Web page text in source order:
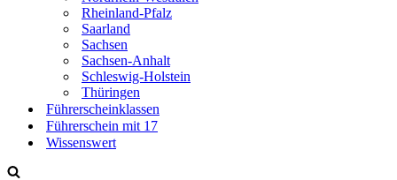
Rheinland-Pfalz
Saarland
Sachsen
Sachsen-Anhalt
Schleswig-Holstein
Thüringen
Führerscheinklassen
Führerschein mit 17
Wissenswert